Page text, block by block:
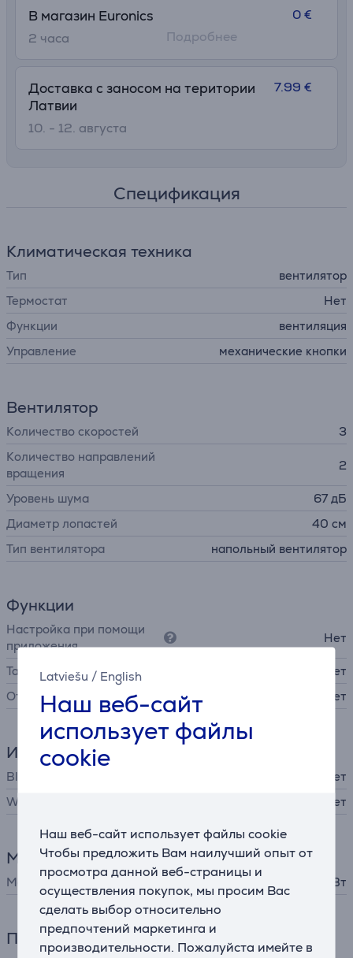
Latviešu / English
Наш веб-сайт
использует файлы
cookie
Наш веб-сайт использует файлы cookie
Чтобы предложить Вам наилучший опыт от
просмотра данной веб-страницы и
осуществления покупок, мы просим Вас
сделать выбор относительно
предпочтений маркетинга и
производительности. Пожалуйста имейте в
В магазин Euronics
2 часa
0 €
Подробнее
Доставка с заносом на територии
Латвии
10. - 12. августа
7.99 €
Спецификация
Климатическая техника
Тип
вентилятор
Термостат
Нет
Функции
вентиляция
Управление
механические кнопки
Вентилятор
Количество скоростей
3
Количество направлений
вращения
2
Уровень шума
67 дБ
Диаметр лопастей
40 см
Тип вентилятора
напольный вентилятор
Функции
Настройка при помощи
приложения
Нет
Таймер
Нет
Отложенный запуск
Нет
Интерфейсы
Bluetooth
Нет
WiFi
Нет
Мощность
Мощность 50 Вт
Питание